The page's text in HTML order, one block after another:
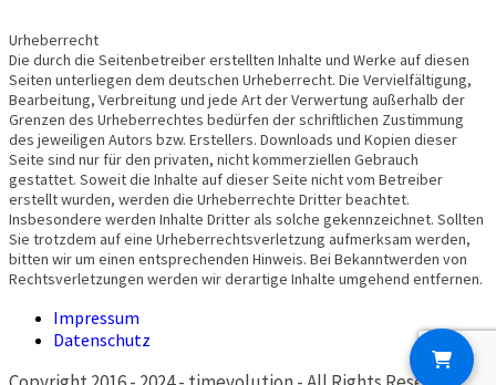
Urheberrecht
Die durch die Seitenbetreiber erstellten Inhalte und Werke auf diesen
Seiten unterliegen dem deutschen Urheberrecht. Die Vervielfältigung,
Bearbeitung, Verbreitung und jede Art der Verwertung außerhalb der
Grenzen des Urheberrechtes bedürfen der schriftlichen Zustimmung
des jeweiligen Autors bzw. Erstellers. Downloads und Kopien dieser
Seite sind nur für den privaten, nicht kommerziellen Gebrauch
gestattet. Soweit die Inhalte auf dieser Seite nicht vom Betreiber
erstellt wurden, werden die Urheberrechte Dritter beachtet.
Insbesondere werden Inhalte Dritter als solche gekennzeichnet. Sollten
Sie trotzdem auf eine Urheberrechtsverletzung aufmerksam werden,
bitten wir um einen entsprechenden Hinweis. Bei Bekanntwerden von
Rechtsverletzungen werden wir derartige Inhalte umgehend entfernen.
Impressum
Datenschutz